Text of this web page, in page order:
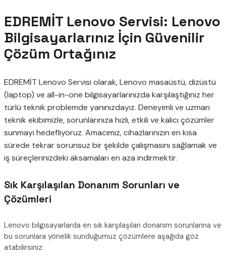
EDREMİT Lenovo Servisi: Lenovo
Bilgisayarlarınız İçin Güvenilir
Çözüm Ortağınız
EDREMİT Lenovo Servisi olarak, Lenovo masaüstü, dizüstü
(laptop) ve all-in-one bilgisayarlarınızda karşılaştığınız her
türlü teknik problemde yanınızdayız. Deneyimli ve uzman
teknik ekibimizle, sorunlarınıza hızlı, etkili ve kalıcı çözümler
sunmayı hedefliyoruz. Amacımız, cihazlarınızın en kısa
sürede tekrar sorunsuz bir şekilde çalışmasını sağlamak ve
iş süreçlerinizdeki aksamaları en aza indirmektir.
Sık Karşılaşılan Donanım Sorunları ve
Çözümleri
Lenovo bilgisayarlarda en sık karşılaşılan donanım sorunlarına ve
bu sorunlara yönelik sunduğumuz çözümlere aşağıda göz
atabilirsiniz: